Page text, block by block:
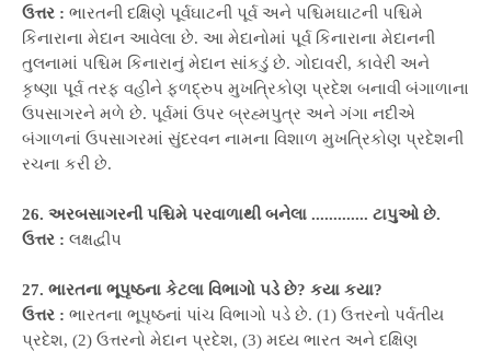
ઉત્તર : ભારતની દક્ષિણે પૂર્વઘાટની પૂર્વ અને પશ્ચિમઘાટની પશ્ચિમે
કિનારાના મેદાન આવેલા છે. આ મેદાનોમાં પૂર્વ કિનારાના મેદાનની
તુલનામાં પશ્ચિમ કિનારાનું મેદાન સાંકડું છે. ગોદાવરી, કાવેરી અને
કૃષ્ણા પૂર્વ તરફ વહીને ફળદ્રુપ મુખત્રિકોણ પ્રદેશ બનાવી બંગાળાના
ઉપસાગરને મળે છે. પૂર્વમાં ઉપર બ્રહ્મપુત્ર અને ગંગા નદીએ
બંગાળનાં ઉપસાગરમાં સુંદરવન નામના વિશાળ મુખત્રિકોણ પ્રદેશની
રચના કરી છે.
26. અરબસાગરની પશ્ચિમે પરવાળાથી બનેલા ............. ટાપુઓ છે.
ઉત્તર : લક્ષદ્વીપ
27. ભારતના ભૂપૃષ્ઠના કેટલા વિભાગો પડે છે? કયા કયા?
ઉત્તર : ભારતના ભૂપૃષ્ઠનાં પાંચ વિભાગો પડે છે. (1) ઉત્તરનો પર્વતીય
પ્રદેશ, (2) ઉત્તરનો મેદાન પ્રદેશ, (3) મધ્ય ભારત અને દક્ષિણ